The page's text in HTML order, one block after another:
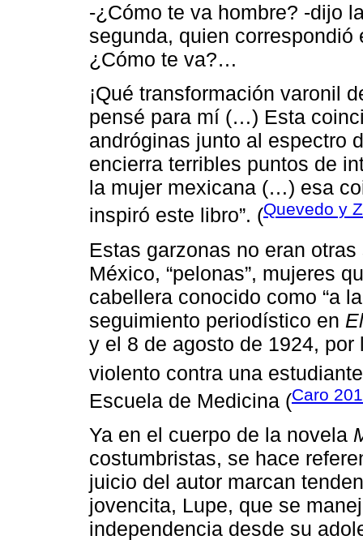
-¿Cómo te va hombre? -dijo
segunda, quien correspondió
¿Cómo te va?…
¡Qué transformación varonil
pensé para mí (…) Esta
andróginas junto al espectro
encierra terribles puntos de
la mujer mexicana (…) esa
inspiró este libro”. (Quevedo y
Estas garzonas no eran
México, “pelonas”, mujeres
cabellera conocido como “a
seguimiento periodístico en
y el 8 de agosto de 1924,
violento contra una
Escuela de Medicina (Caro
Ya en el cuerpo de la novela
costumbristas, se hace
juicio del autor marcan
jovencita, Lupe, que se
independencia desde su